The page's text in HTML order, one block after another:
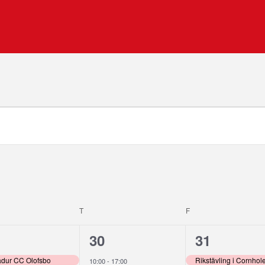
T F
CC Olofsbo
1
evenemang,
30
10:00- 17:00
1
31
Rikstävling i